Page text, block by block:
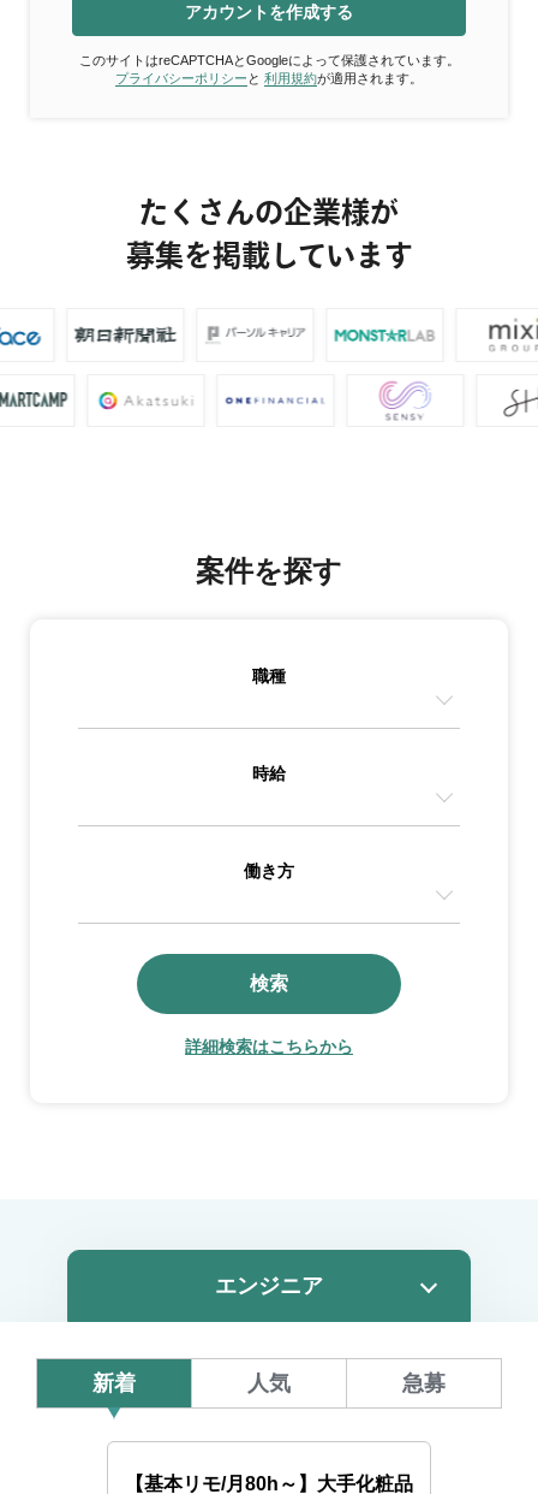
アカウントを作成する
このサイトはreCAPTCHAとGoogleによって保護されています。
プライバシーポリシー と 利用規約が適用されます。
たくさんの企業様が
募集を掲載しています
案件を探す
職種
時給
働き方
検索
詳細検索はこちらから
新着 人気 急募
【基本リモ/月80h～】大手化粧品